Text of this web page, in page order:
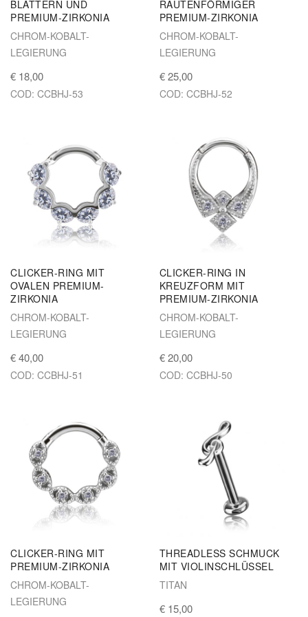
BLÄTTERN UND
PREMIUM-ZIRKONIA
CHROM-KOBALT-
LEGIERUNG
€ 18,00
COD: CCBHJ-53
RAUTENFÖRMIGER
PREMIUM-ZIRKONIA
CHROM-KOBALT-
LEGIERUNG
€ 25,00
COD: CCBHJ-52
CLICKER-RING MIT
OVALEN PREMIUM-
ZIRKONIA
CHROM-KOBALT-
LEGIERUNG
€ 40,00
COD: CCBHJ-51
CLICKER-RING IN
KREUZFORM MIT
PREMIUM-ZIRKONIA
CHROM-KOBALT-
LEGIERUNG
€ 20,00
COD: CCBHJ-50
CLICKER-RING MIT
PREMIUM-ZIRKONIA
CHROM-KOBALT-
LEGIERUNG
THREADLESS SCHMUCK
MIT VIOLINSCHLÜSSEL
TITAN
€ 15,00